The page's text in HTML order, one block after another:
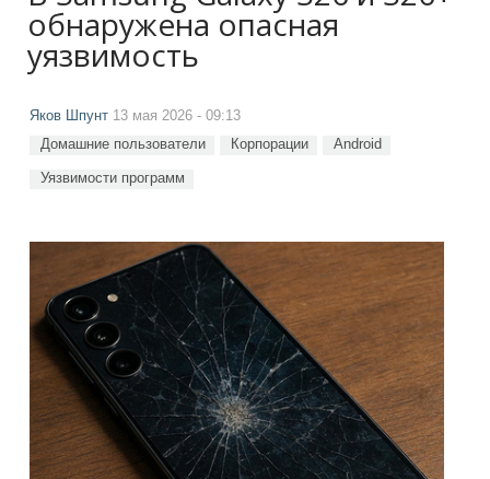
обнаружена опасная
уязвимость
Яков Шпунт 13 мая 2026 - 09:13
Домашние пользователи Корпорации Android
Уязвимости программ